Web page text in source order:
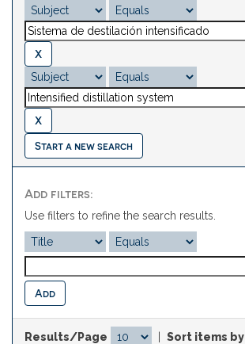
Start a new search
Add filters:
Use filters to refine the search results.
Results/Page
Sort items by